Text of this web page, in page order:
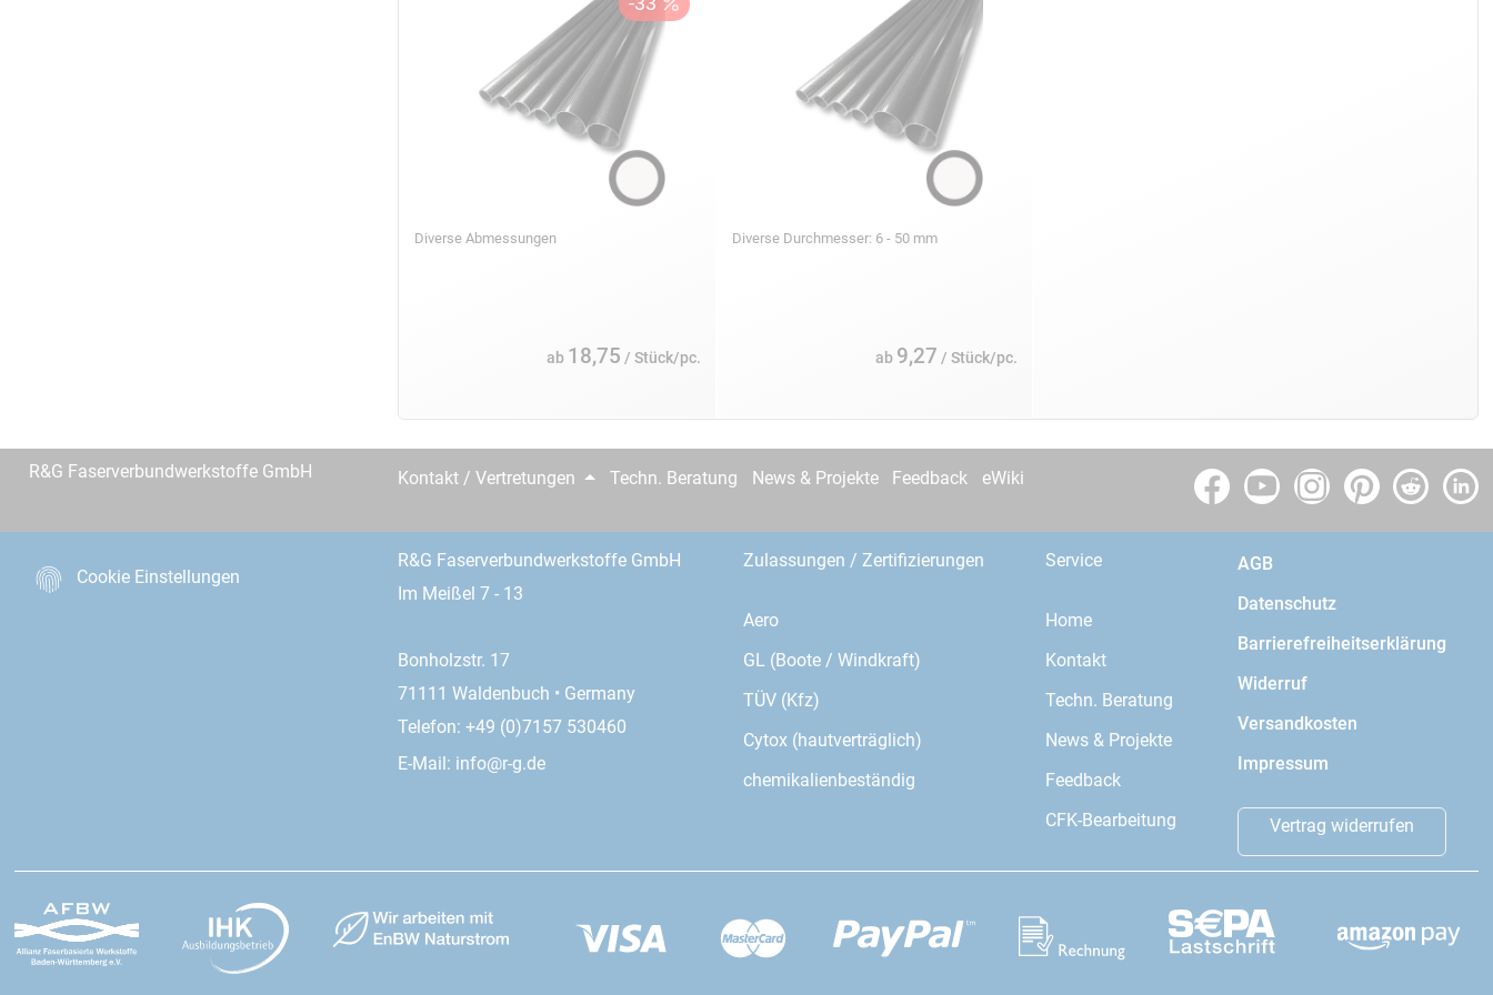
Diverse Abmessungen
ab 18,75 / Stück/pc.
Diverse Durchmesser: 6 - 50 mm
ab 9,27 / Stück/pc.
R&G Faserverbundwerkstoffe GmbH Kontakt / Vertretungen Techn. Beratung News & Projekte Feedback eWiki
Cookie Einstellungen
R&G Faserverbundwerkstoffe GmbH
Im Meißel 7 - 13
Bonholzstr. 17
71111 Waldenbuch • Germany
Telefon: +49 (0)7157 530460
E-Mail: info@r-g.de
Zulassungen / Zertifizierungen
Aero
GL (Boote / Windkraft)
TÜV (Kfz)
Cytox (hautverträglich)
chemikalienbeständig
Service
Home
Kontakt
Techn. Beratung
News & Projekte
Feedback
CFK-Bearbeitung
AGB
Datenschutz
Barrierefreiheitserklärung
Widerruf
Versandkosten
Impressum
Vertrag widerrufen